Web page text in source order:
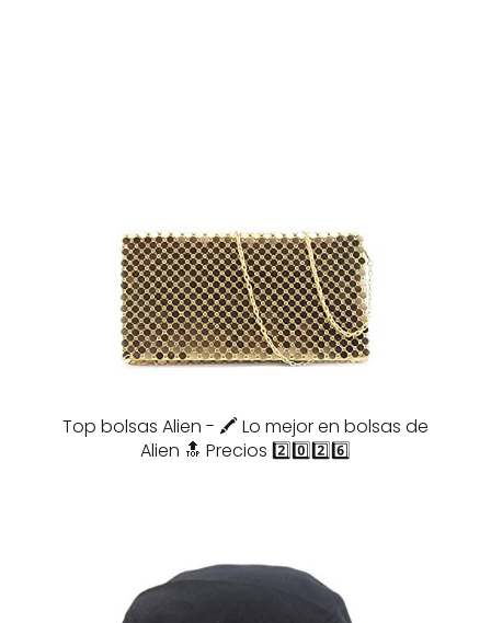
Top bolsas Alien - 🖍️ Lo mejor en bolsas de
Alien 🔝 Precios 2️⃣0️⃣2️⃣6️⃣